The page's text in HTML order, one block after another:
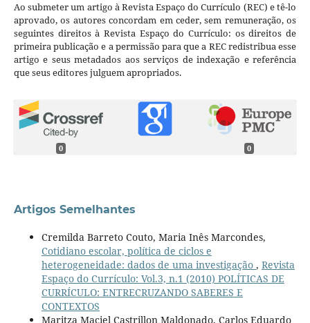
Ao submeter um artigo à Revista Espaço do Currículo (REC) e tê-lo
aprovado, os autores concordam em ceder, sem remuneração, os
seguintes direitos à Revista Espaço do Currículo: os direitos de
primeira publicação e a permissão para que a REC redistribua esse
artigo e seus metadados aos serviços de indexação e referência
que seus editores julguem apropriados.
0 0
Artigos Semelhantes
Cremilda Barreto Couto, Maria Inês Marcondes,
Cotidiano escolar, política de ciclos e
heterogeneidade: dados de uma investigação , Revista
Espaço do Currículo: Vol.3, n.1 (2010) POLÍTICAS DE
CURRÍCULO: ENTRECRUZANDO SABERES E
CONTEXTOS
Maritza Maciel Castrillon Maldonado, Carlos Eduardo